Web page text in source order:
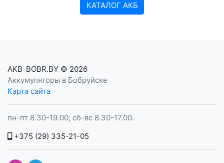
КАТАЛОГ АКБ
AKB-BOBR.BY © 2026
Аккумуляторы в Бобруйске
Карта сайта
пн-пт 8.30-19.00; сб-вс 8.30-17.00.
+375 (29) 335-21-05